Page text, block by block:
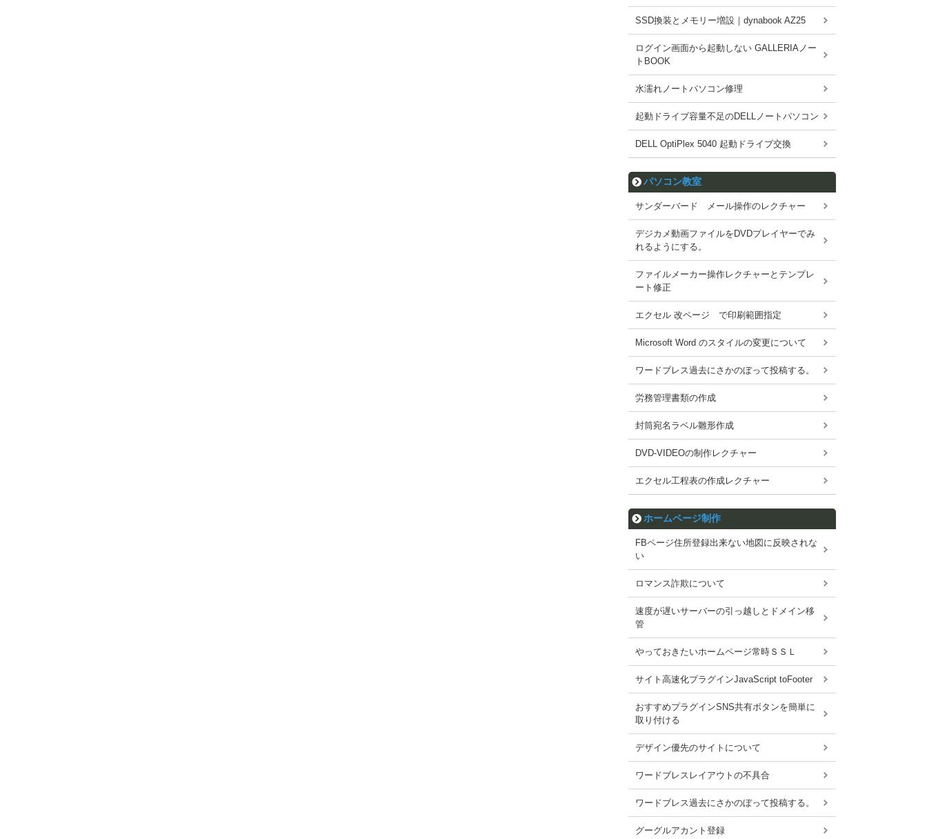
SSD換装とメモリー増設｜dynabook AZ25
ログイン画面から起動しない GALLERIAノー
トBOOK
水濡れノートパソコン修理
起動ドライブ容量不足のDELLノートパソコン
DELL OptiPlex 5040 起動ドライブ交換
パソコン教室
サンダーバード メール操作のレクチャー
デジカメ動画ファイルをDVDプレイヤーでみ
れるようにする。
ファイルメーカー操作レクチャーとテンプレ
ート修正
エクセル 改ページ で印刷範囲指定
Microsoft Word のスタイルの変更について
ワードブレス過去にさかのぼって投稿する。
労務管理書類の作成
封筒宛名ラベル雛形作成
DVD-VIDEOの制作レクチャー
エクセル工程表の作成レクチャー
ホームページ制作
FBページ住所登録出来ない地図に反映されな
い
ロマンス詐欺について
速度が遅いサーバーの引っ越しとドメイン移
管
やっておきたいホームページ常時ＳＳＬ
サイト高速化プラグインJavaScript toFooter
おすすめプラグインSNS共有ボタンを簡単に
取り付ける
デザイン優先のサイトについて
ワードブレスレイアウトの不具合
ワードブレス過去にさかのぼって投稿する。
グーグルアカント登録